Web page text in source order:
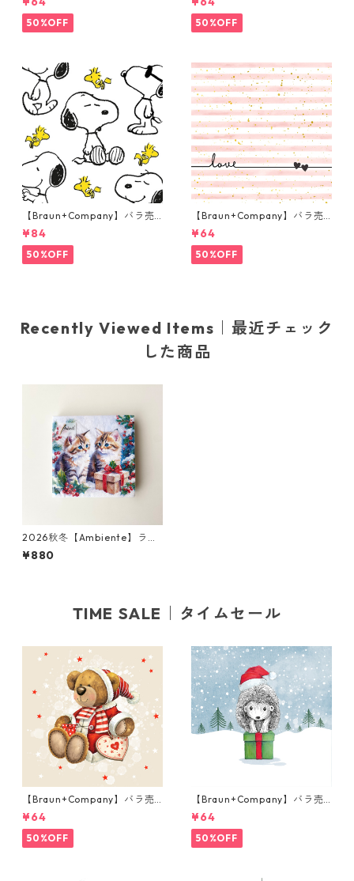
ナプキン Kleiner Kranz ホワ
イト
50%OFF
ナプキン Golden Forest ホワ
イトxパールゴールド
50%OFF
【Braun+Company】バラ売
り2枚 ランチサイズ ペーパー
ナプキン Snoopy + Woodstoc
k ホワイト PEANUTS
¥84
50%OFF
【Braun+Company】バラ売
り2枚 ランチサイズ ペーパー
ナプキン Love Line ピンク
¥64
50%OFF
Recently Viewed Items｜最近チェック
した商品
2026秋冬【Ambiente】ラン
チサイズ ペーパーナプキン Ki
tty Gift ライトブルー 20枚入
¥880
TIME SALE｜タイムセール
【Braun+Company】バラ売
り2枚 ランチサイズ ペーパー
ナプキン Weihnachtsteddy
ベージュ
¥64
50%OFF
【Braun+Company】バラ売
り2枚 ランチサイズ ペーパー
ナプキン Winteranimals ブル
ー
¥64
50%OFF